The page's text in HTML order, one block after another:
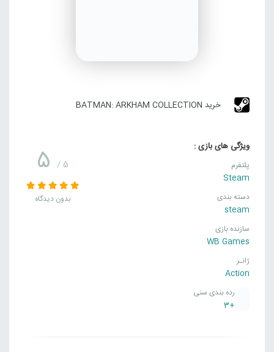
خرید BATMAN: ARKHAM COLLECTION
ویژگی های بازی :
پلتفرم
Steam
دسته بندی
steam
سازنده بازی
WB Games
ژانـر
Action
رده بندی سنی
+3
5 / 5
بدون دیدگاه